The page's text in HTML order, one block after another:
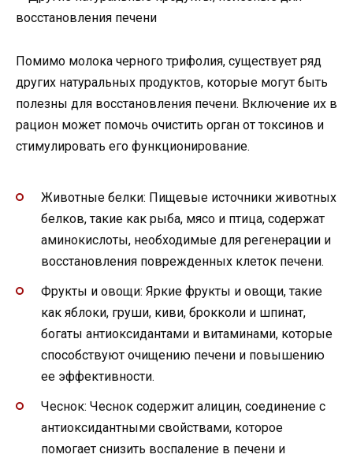
Помимо молока черного трифолия, существует ряд
других натуральных продуктов, которые могут быть
полезны для восстановления печени. Включение их в
рацион может помочь очистить орган от токсинов и
стимулировать его функционирование.
Животные белки: Пищевые источники животных
белков, такие как рыба, мясо и птица, содержат
аминокислоты, необходимые для регенерации и
восстановления поврежденных клеток печени.
Фрукты и овощи: Яркие фрукты и овощи, такие
как яблоки, груши, киви, брокколи и шпинат,
богаты антиоксидантами и витаминами, которые
способствуют очищению печени и повышению
ее эффективности.
Чеснок: Чеснок содержит алицин, соединение с
антиоксидантными свойствами, которое
помогает снизить воспаление в печени и